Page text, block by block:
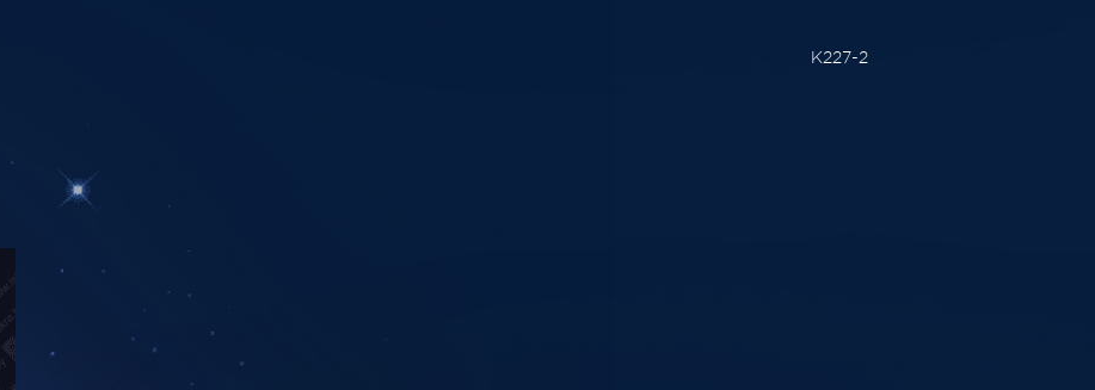
K227-2